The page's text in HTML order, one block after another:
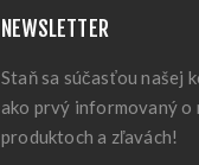
NEWSLETTER
Staň sa súčasťou našej
ako prvý informovaný o
produktoch a zľavách!